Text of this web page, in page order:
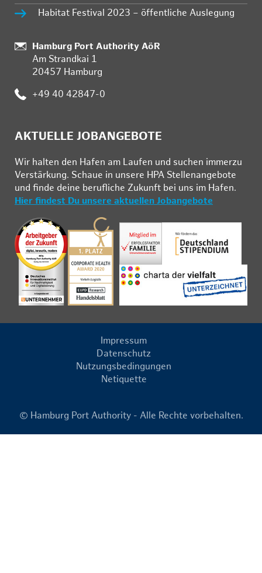
Habitat Festival 2023 – öffentliche Auslegung
:
Hamburg Port Authority AöR
Am Strandkai 1
20457 Hamburg
: +49 40 42847-0
AKTUELLE JOBANGEBOTE
Wir hal­ten den Ha­fen am Lau­fen und su­chen im­mer­zu
Ver­stär­kung. Schau­e in un­se­re HPA Stel­len­an­ge­bo­te
und fin­de deine be­ruf­li­che Zu­kunft bei uns im Ha­fen.
Hier findest Du unsere aktuellen Jobangebote
Impressum
Datenschutz
Nutzungsbedingungen
Netiquette
© Hamburg Port Authority - Alle Rechte vorbehalten.